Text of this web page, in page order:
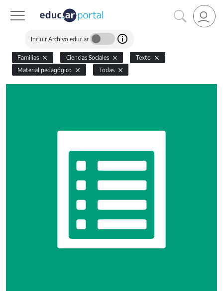
Incluir Archivo educ.ar
Familias Ciencias Sociales
Texto
Material pedagógico
Todas